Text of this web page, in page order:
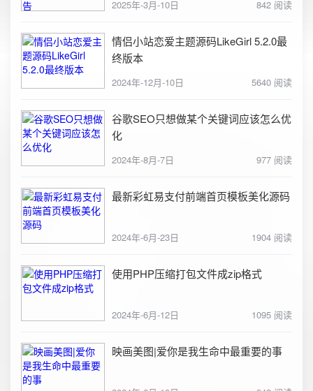
2025年-3月-10日 842 阅读
情侣小站恋爱主题源码LikeGirl 5.2.0最
终版本
2024年-12月-10日 5640 阅读
谷歌SEO只想做某个关键词应该怎么优
化
2024年-8月-7日 977 阅读
最新彩虹易支付前端首页模板美化源码
2024年-6月-23日 1904 阅读
使用PHP压缩打包文件成zip格式
2024年-6月-12日 1095 阅读
映画美图|爱你是我生命中最重要的事